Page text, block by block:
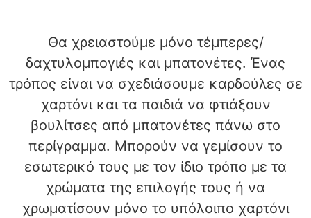
Θα χρειαστούμε μόνο τέμπερες/
δαχτυλομπογιές και μπατονέτες. Ένας
τρόπος είναι να σχεδιάσουμε καρδούλες σε
χαρτόνι και τα παιδιά να φτιάξουν
βουλίτσες από μπατονέτες πάνω στο
περίγραμμα. Μπορούν να γεμίσουν το
εσωτερικό τους με τον ίδιο τρόπο με τα
χρώματα της επιλογής τους ή να
χρωματίσουν μόνο το υπόλοιπο χαρτόνι